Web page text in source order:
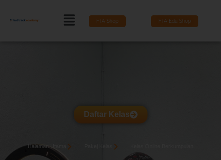
FTA Shop FTA Edu Shop
Daftar Kelas
Halaman Utama